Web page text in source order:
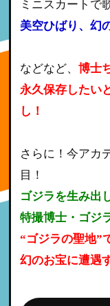
ミニスカートで
美空ひばり、幻
などなど、博士
永久保存したい
し！
さらに！今アカ
目！
ゴジラを生み出
特撮博士・ゴジ
“ゴジラの聖地”
幻のお宝に遭遇